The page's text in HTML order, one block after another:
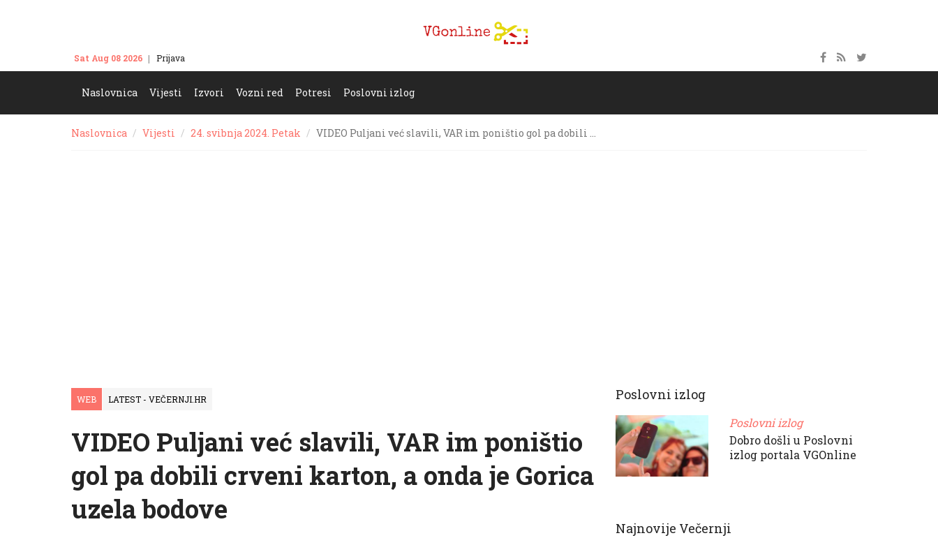
Sat Aug 08 2026 Prijava
Naslovnica Vijesti Izvori Vozni red Potresi Poslovni izlog
Naslovnica Vijesti 24. svibnja 2024. Petak VIDEO Puljani već slavili, VAR im poništio gol pa dobili …
WEB LATEST - VEČERNJI.HR
VIDEO Puljani već slavili, VAR im poništio
gol pa dobili crveni karton, a onda je Gorica
uzela bodove
Poslovni izlog
Poslovni izlog
Dobro došli u Poslovni
izlog portala VGOnline
Najnovije Večernji